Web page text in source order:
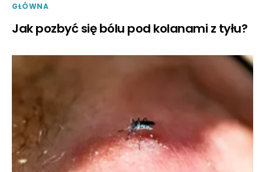
GŁÓWNA
Jak pozbyć się bólu pod kolanami z tyłu?